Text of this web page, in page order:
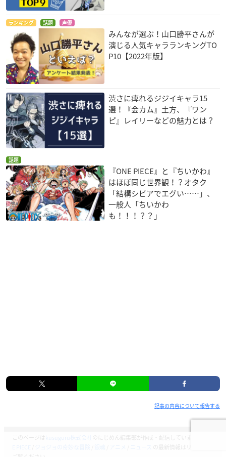
ランキング 話題 声優
みんなが選ぶ！山口勝平さんが
演じる人気キャラランキングTO
P10【2022年版】
渋さに痺れるジジイキャラ15
選！『金カム』土方、『ワン
ピ』レイリーなどの魅力とは？
話題
『ONE PIECE』と『ちいかわ』
はほぼ同じ世界観！？オタク
「結構シビアでエグい……」、
一般人「ちいかわ
も！！！？？」
記事の内容について報告する
このページは のにじめん編集部が作成・配信しています。